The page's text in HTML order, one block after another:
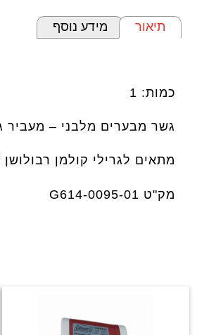
תיאור מידע נוסף
כמות: 1
גשר מבערים מלבני –
מתאים לגרילי קולמן רבולושן 4 מבערים בלבד
מק"ט G614-0095-01